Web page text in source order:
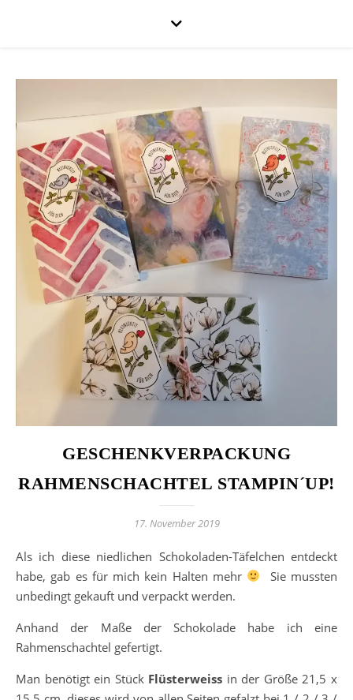
GESCHENKVERPACKUNG
RAHMENSCHACHTEL STAMPIN´UP!
17. November 2019
Als ich diese niedlichen Schokoladen-Täfelchen entdeckt
habe, gab es für mich kein Halten mehr
Sie mussten
unbedingt gekauft und verpackt werden.
Anhand der Maße der Schokolade habe ich eine
Rahmenschachtel gefertigt.
Man benötigt ein Stück Flüsterweiss in der Größe 21,5 x